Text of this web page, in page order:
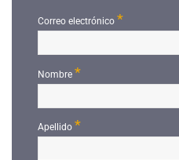
Correo electrónico *
Nombre*
Apellido *